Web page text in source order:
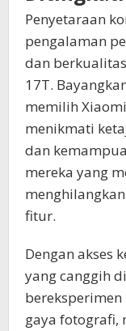
Penyetaraan
pengalaman
dan
17T.
memilih
menikmati
dan
mereka yang
fitur.
Dengan akses
yang canggih
gaya fotografi,